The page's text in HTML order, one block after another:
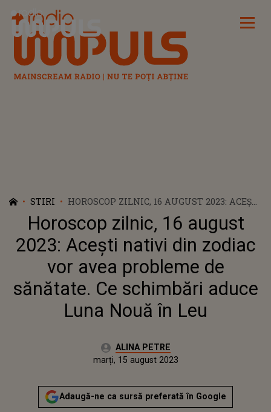
Radio Impuls
STIRI
HOROSCOP ZILNIC, 16 AUGUST 2023: ACEȘTI
NATIVI DIN ZODIAC VOR AVEA PROBLEME
DE SĂNĂTATE. CE SCHIMBĂRI ADUCE
LUNA NOUĂ ÎN LEU
Horoscop zilnic, 16 august
2023: Acești nativi din zodiac
vor avea probleme de
sănătate. Ce schimbări aduce
Luna Nouă în Leu
Autor:ALINA PETRE
Publicat:
marți, 15 august 2023
Adaugă-ne ca sursă preferată în Google